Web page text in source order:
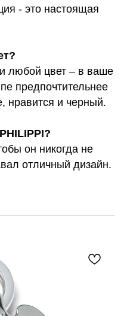
- это настоящая
любой цвет – в ваше
предпочтительнее
нравится и черный.
он никогда не
отличный дизайн.